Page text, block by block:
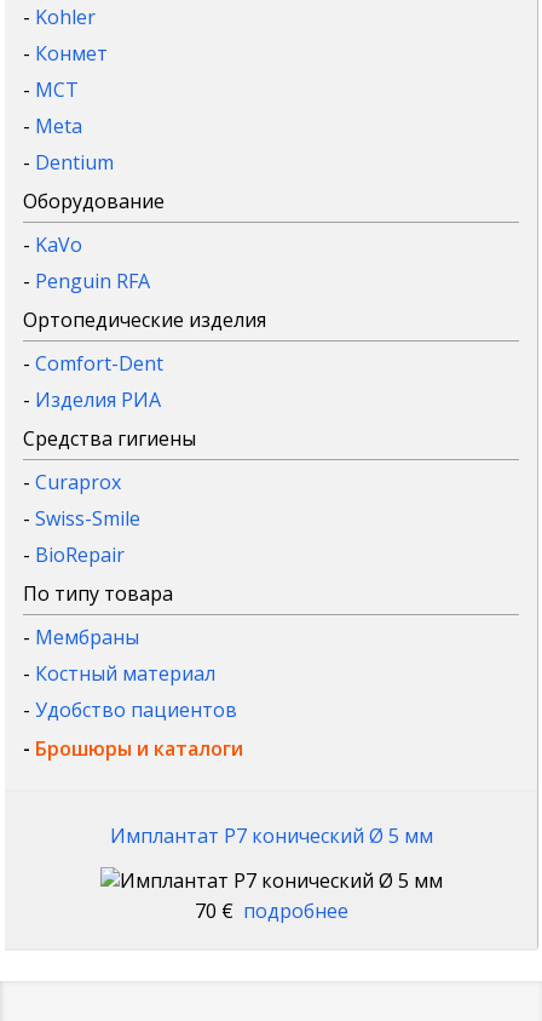
- Kohler
- Конмет
- MCT
- Meta
- Dentium
Оборудование
- KaVo
- Penguin RFA
Ортопедические изделия
-Comfort-Dent
- Изделия РИА
Средства гигиены
-Curaprox
-Swiss-Smile
- BioRepair
По типу товара
- Мембраны
- Костный материал
-Удобство пациентов
- Брошюры и каталоги
Имплантат P7 конический Ø 5 мм
70 € подробнее